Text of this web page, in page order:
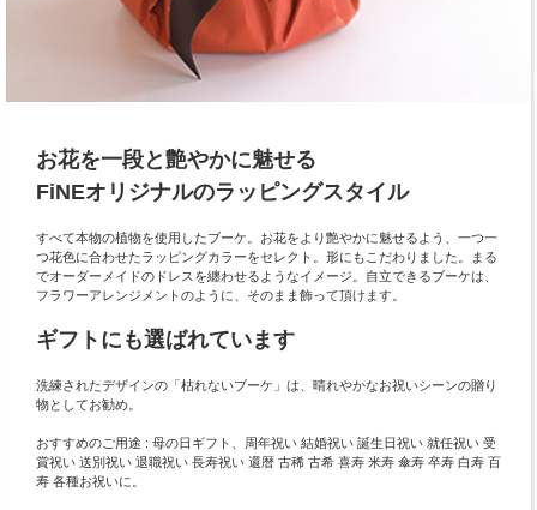
お花を一段と艶やかに魅せる
FiNEオリジナルのラッピングスタイル
すべて本物の植物を使用したブーケ。お花をより艶やかに魅せるよう、一つ一
つ花色に合わせたラッピングカラーをセレクト。形にもこだわりました。まる
でオーダーメイドのドレスを纏わせるようなイメージ。自立できるブーケは、
フラワーアレンジメントのように、そのまま飾って頂けます。
ギフトにも選ばれています
洗練されたデザインの「枯れないブーケ」は、晴れやかなお祝いシーンの贈り
物としてお勧め。
おすすめのご用途 : 母の日ギフト、周年祝い 結婚祝い 誕生日祝い 就任祝い 受
賞祝い 送別祝い 退職祝い 長寿祝い 還暦 古稀 古希 喜寿 米寿 傘寿 卒寿 白寿 百
寿 各種お祝いに。